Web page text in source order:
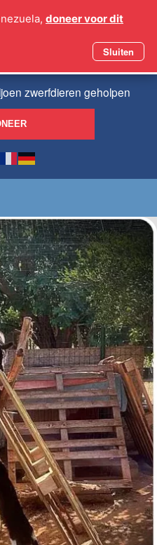
zwerfdieren geholpen
doneer voor dit
Sluiten